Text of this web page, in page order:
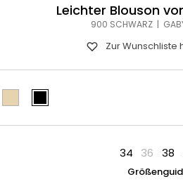
Leichter Blouson von
900 SCHWARZ |
Zur Wunschliste
34 36 38